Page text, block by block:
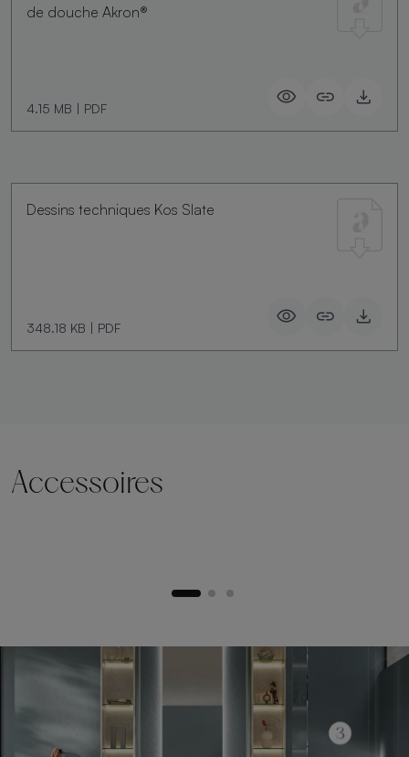
de douche Akron®
4.15 MB | PDF
Dessins techniques Kos Slate
348.18 KB | PDF
Accessoires